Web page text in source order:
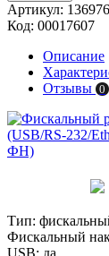
Артикул: 136976
Код: 00017607
Описание
Отзывы 0
Тип:
Фискальный
USB: да